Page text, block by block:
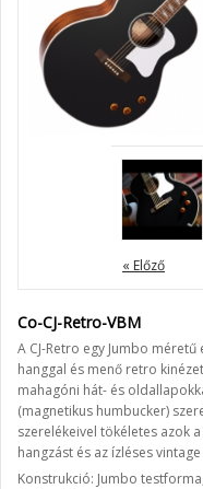
« Előző
Co-CJ-Retro-VBM
A CJ-Retro egy Jumbo
hanggal és menő retro
mahagóni hát- és
(magnetikus humbucker)
szerelékeivel tökéletes azok
hangzást és az ízléses
Konstrukció: Jumbo